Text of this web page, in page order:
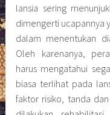
lansia sering
dimengerti ucapannya
dalam menentukan
Oleh karenanya,
harus mengatahui
biasa terlihat pada
faktor risiko, tanda